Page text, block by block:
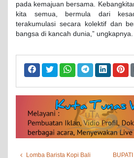
pada kemajuan bersama.
kita semua, bermula dari
terakumulasi secara kolektif dan
bangsa di kancah dunia,” ungkapnya.
Lomba Barista Kopi Bali